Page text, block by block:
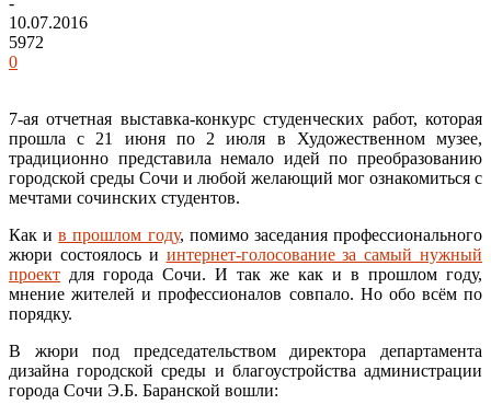
10.07.2016
5972
0
7-ая отчетная выставка-конкурс студенческих работ, которая
прошла с 21 июня по 2 июля в Художественном музее,
традиционно представила немало идей по преобразованию
городской среды Сочи и любой желающий мог ознакомиться с
мечтами сочинских студентов.
Как ив прошлом году, помимо заседания профессионального
жюри состоялось и интернет-голосование за самый нужный
проект для города Сочи. И так же как и в прошлом году,
мнение жителей и профессионалов совпало. Но обо всём по
порядку.
В жюри под председательством директора департамента
дизайна городской среды и благоустройства администрации
города Сочи Э.Б. Баранской вошли: